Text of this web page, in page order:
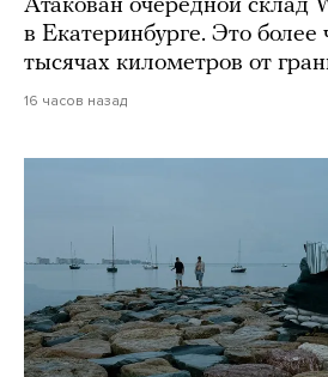
Атакован очередной склад
в Екатеринбурге. Это более
тысячах километров от
16 часов назад